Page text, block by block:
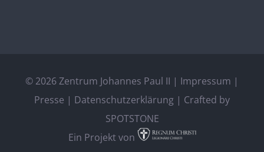
© 2026 Zentrum Johannes Paul II | Impressum |
Presse | Datenschutzerklärung | Crafted by
SPOTSTONE
Ein Projekt von